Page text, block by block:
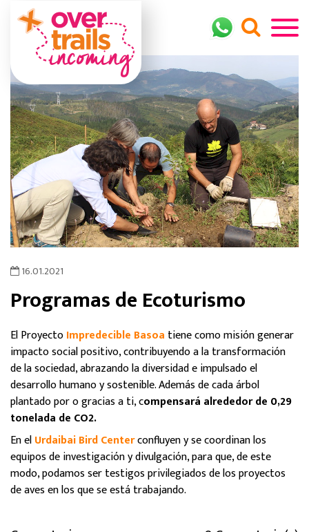
16.01.2021
Programas de Ecoturismo
El ProyectoImpredecible Basoa tiene como misión generar
impacto social positivo, contribuyendo a la transformación
de la sociedad, abrazando la diversidad e impulsado el
desarrollo humano y sostenible. Además de cada árbol
plantado por o gracias a ti, compensará alrededor de 0,29
tonelada de CO2.
En elUrdaibai Bird Centerconfluyen y se coordinan los
equipos de investigación y divulgación, para que, de este
modo, podamos ser testigos privilegiados de los proyectos
de aves en los que se está trabajando.